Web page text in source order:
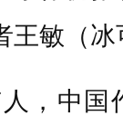
王敏（
中国